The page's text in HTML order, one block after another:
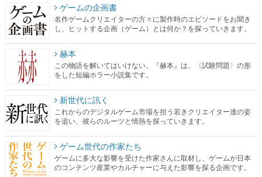
ゲームの企画書
名作ゲームクリエイターの方々に製作時のエピソードをお聞き
し、ヒットする企画（ゲーム）とは何か？を探っていきます。
赫本
この物語を解いてはいけない。『赫本』は、〈試験問題〉の形
をした短編ホラー小説集です。
新世代に訊く
これからのデジタルゲーム市場を担う若きクリエイター達の姿
を追い、彼らのルーツと情熱を探っていきます。
ゲーム世代の作家たち
ゲームに多大な影響を受けた作家さんに取材し、ゲームが日本
のコンテンツ産業やカルチャーに与えた影響を探る企画です。